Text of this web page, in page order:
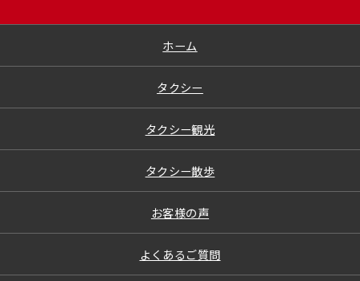
ホーム
タクシー
タクシー観光
タクシー散歩
お客様の声
よくあるご質問